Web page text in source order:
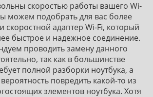
скоростью работы вашего Wi-
можем подобрать для вас более
скоростной адаптер Wi-Fi, который
быстрое и надежное соединение.
проводить замену данного
так как в большинстве
полной разборки ноутбука, а
повредить какой-то из
элементов ноутбука. Хотя